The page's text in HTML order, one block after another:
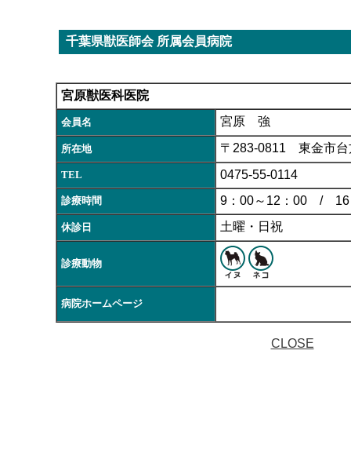
千葉県獣医師会 所属会員病院
宮原獣医科医院
会員名 宮原 強
所在地 〒283-0811 東金市台
TEL 0475-55-0114
診療時間 9：00～12：00 / 16
休診日 土曜・日祝
診療動物
病院ホームページ
CLOSE